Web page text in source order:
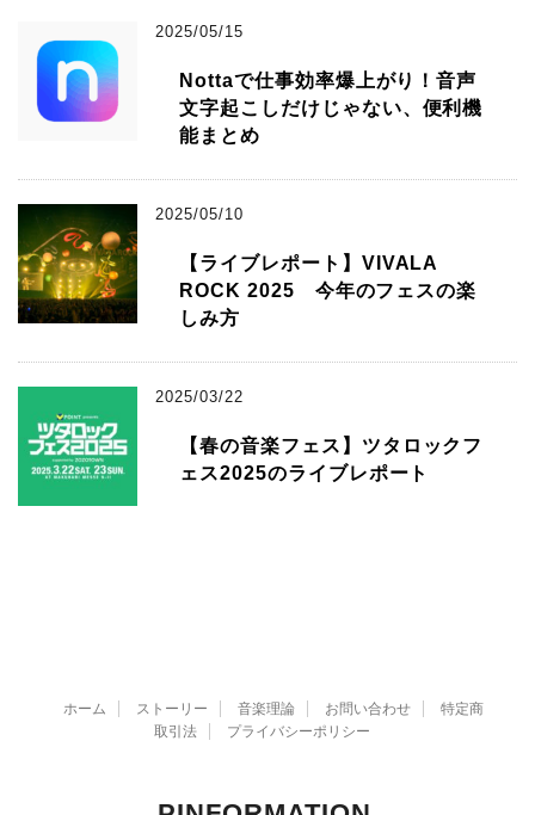
2025/05/15
Nottaで仕事効率爆上がり！音声
文字起こしだけじゃない、便利機
能まとめ
2025/05/10
【ライブレポート】VIVALA
ROCK 2025 今年のフェスの楽
しみ方
2025/03/22
【春の音楽フェス】ツタロックフ
ェス2025のライブレポート
ホーム ストーリー 音楽理論 お問い合わせ
特定商
取引法
プライバシーポリシー